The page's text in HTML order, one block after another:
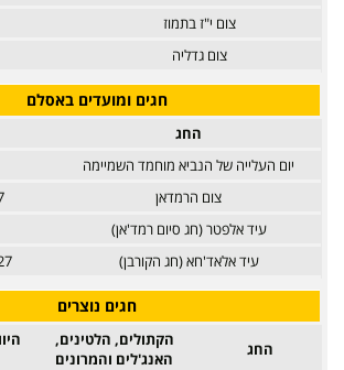
צום י"ז בתמוז
צום גדליה
חגים ומועדים באסלם
החג
יום העלייה של הנביא מוחמד השמיימה
צום הרמדאן
עיד אלפטר (חג סיום רמד'אן)
עיד אלאד'חא (חג הקורבן)
חגים נוצרים
החג
הקתולים, הלטינים,
האנג'לים והמרונים